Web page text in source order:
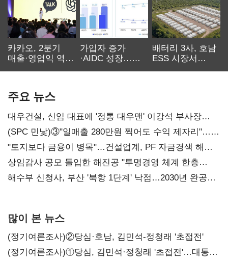
카카오, 2분기
매출·영업익 역대
가입자 증가
·AIDC 성장…
배터리 3사, 호남
ESS 시장서
주요 뉴스
대우건설, 신임 대표에 '정통 대우맨' 이강석 부사장
내정
(SPC 민낯)③"일매출 280만원 찍어도 수익 제자리"…
점주 울리는 '상시 할인'
"토지보다 금융이 병목"…건설업계, PF 자금경색 해소
목소리
상임감사 공모 돌입한 해진공 "투명경영 체계 한층
강화"
해수부 신청사, 부산 '북항 1단계' 낙점…2030년 완공
많이 본 뉴스
(정기여론조사)②당심·호남, 김민석-정청래 '초접전'
(정기여론조사)①당심, 김민석·정청래 '초접전'…대통령